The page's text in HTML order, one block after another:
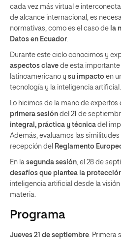
cada vez más virtual e
de alcance internacional, es
normativas, como es el caso de la
Datos en Ecuador.
Durante este ciclo conocimos y
aspectos clave de esta
latinoamericano y su impacto en
tecnología y la inteligencia artificial.
Lo hicimos de la mano de
primera sesión del 21 de
integral, práctica y técnica del
Además, evaluamos las
recepción del Reglamento
En la segunda sesión, el 28 de
desafíos que plantea la
inteligencia artificial desde la
materia.
Programa
Jueves 21 de septiembre. Primera